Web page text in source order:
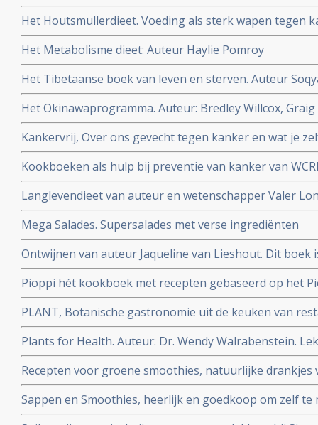
Het Houtsmullerdieet. Voeding als sterk wapen tegen
Het Metabolisme dieet: Auteur Haylie Pomroy
Het Tibetaanse boek van leven en sterven. Auteur
Het Okinawaprogramma. Auteur: Bredley Willcox,
Kankervrij, Over ons gevecht tegen kanker en wat je
wetenschapper William Cortvriendt
Kookboeken als hulp bij preventie van kanker van
Langlevendieet van auteur en wetenschapper Valer
Mega Salades. Supersalades met verse ingrediënten
Ontwijnen van auteur Jaqueline van Lieshout. Dit boek
voor een alcoholvrij leven.
Pioppi hét kookboek met recepten gebaseerd op het
diabetes-2 en hartfalen. Auteur:Aseem Malhotra
PLANT, Botanische gastronomie uit de keuken van
Auteur: Emile Van Der Staak
Plants for Health. Auteur: Dr. Wendy Walrabenstein.
basis van wetenschap | verbeter duurzaam je leefstijl
Recepten voor groene smoothies, natuurlijke
gemakkelijk zelf te maken
Sappen en Smoothies, heerlijk en goedkoop om zelf te